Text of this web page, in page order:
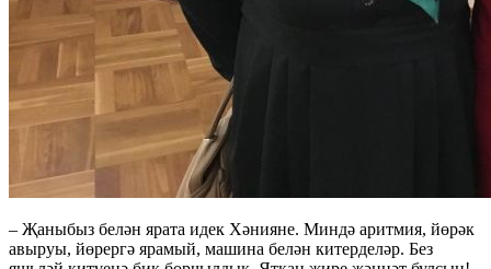
– Җаныбыз белән ярата идек Хәнияне. Миндә аритмия, йөрәк
авыруы, йөрергә ярамый, машина белән китерделәр. Без